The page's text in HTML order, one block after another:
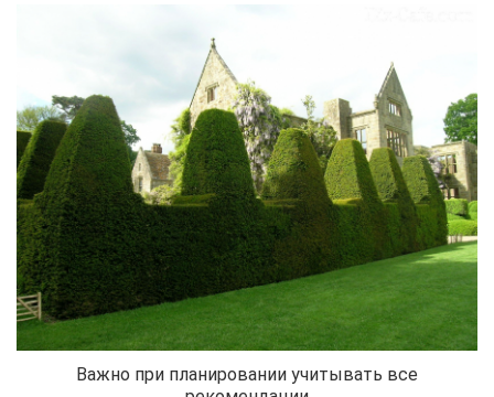
Важно при планировании учитывать все